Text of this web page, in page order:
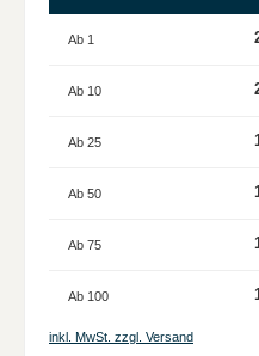
Ab 1
Ab 10
Ab 25
Ab 50
Ab 75
Ab 100
inkl. MwSt. zzgl. Versand